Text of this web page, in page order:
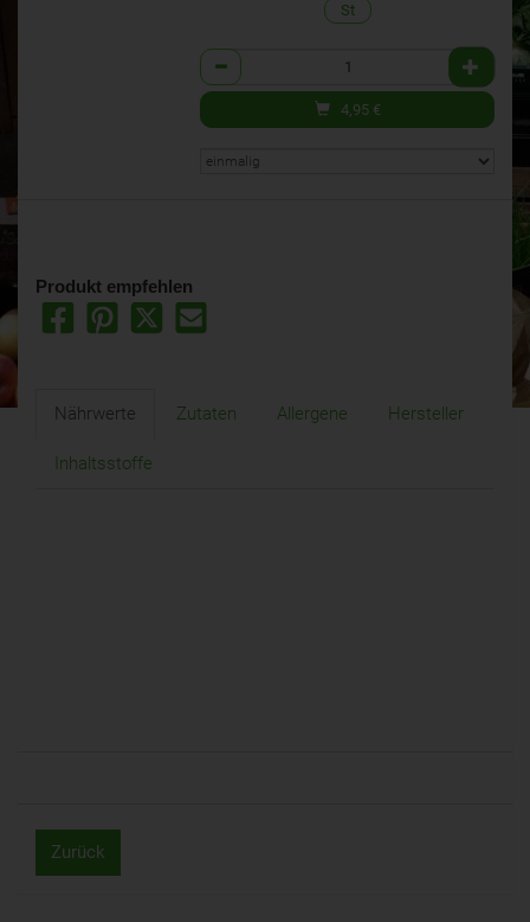
St
Anzahl
4,95 €
Produkt empfehlen
Nährwerte Zutaten Allergene Hersteller
Inhaltsstoffe
Zurück